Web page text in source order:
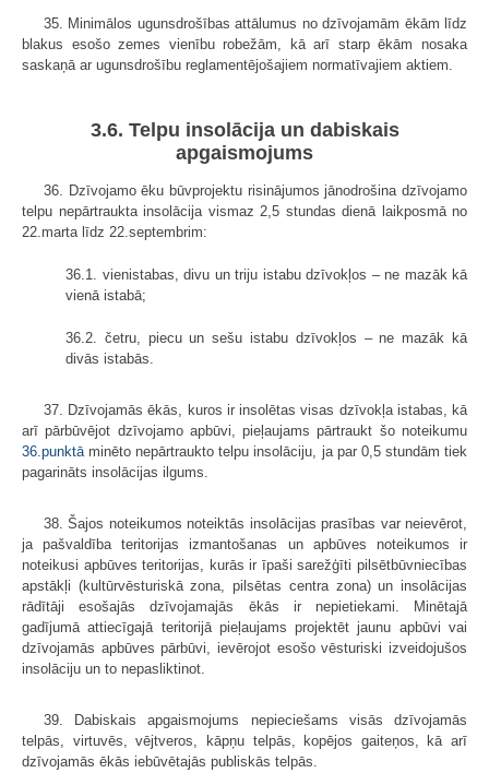
35. Minimālos ugunsdrošības attālumus no dzīvojamām ēkām līdz
blakus esošo zemes vienību robežām, kā arī starp ēkām nosaka
saskaņā ar ugunsdrošību reglamentējošajiem normatīvajiem aktiem.
3.6. Telpu insolācija un dabiskais
apgaismojums
36. Dzīvojamo ēku būvprojektu risinājumos jānodrošina dzīvojamo
telpu nepārtraukta insolācija vismaz 2,5 stundas dienā laikposmā no
22.marta līdz 22.septembrim:
36.1. vienistabas, divu un triju istabu dzīvokļos – ne mazāk kā
vienā istabā;
36.2. četru, piecu un sešu istabu dzīvokļos – ne mazāk kā
divās istabās.
37. Dzīvojamās ēkās, kuros ir insolētas visas dzīvokļa istabas, kā
arī pārbūvējot dzīvojamo apbūvi, pieļaujams pārtraukt šo noteikumu
36.punktāminēto nepārtraukto telpu insolāciju, ja par 0,5 stundām tiek
pagarināts insolācijas ilgums.
38. Šajos noteikumos noteiktās insolācijas prasības var neievērot,
ja pašvaldība teritorijas izmantošanas un apbūves noteikumos ir
noteikusi apbūves teritorijas, kurās ir īpaši sarežģīti pilsētbūvniecības
apstākļi (kultūrvēsturiskā zona, pilsētas centra zona) un insolācijas
rādītāji esošajās dzīvojamajās ēkās ir nepietiekami. Minētajā
gadījumā attiecīgajā teritorijā pieļaujams projektēt jaunu apbūvi vai
dzīvojamās apbūves pārbūvi, ievērojot esošo vēsturiski izveidojušos
insolāciju un to nepasliktinot.
39. Dabiskais apgaismojums nepieciešams visās dzīvojamās
telpās, virtuvēs, vējtveros, kāpņu telpās, kopējos gaiteņos, kā arī
dzīvojamās ēkās iebūvētajās publiskās telpās.